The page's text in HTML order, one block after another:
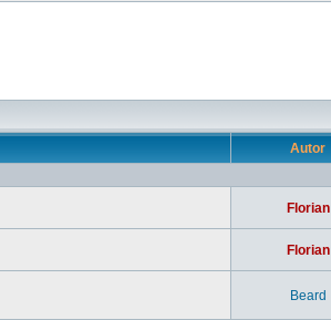
Autor
Florian
Florian
Beard